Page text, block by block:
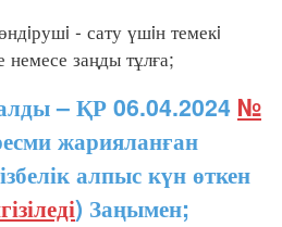
- сату үшiн темекi
заңды тұлға;
– ҚР 06.04.2024 №
жарияланған
алпыс күн өткен
) Заңымен;